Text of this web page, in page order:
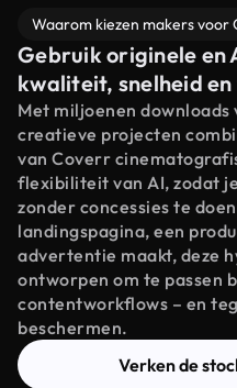
Waarom kiezen makers voor
Gebruik originele en
kwaliteit, snelheid
Met miljoenen
creatieve projecten
van Coverr
flexibiliteit van AI, zodat
zonder concessies te
landingspagina, een
advertentie maakt, deze
ontworpen om te passen
contentworkflows – en
beschermen.
Verken de